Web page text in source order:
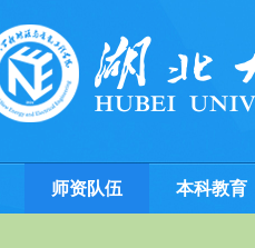
师资队伍 本科教育